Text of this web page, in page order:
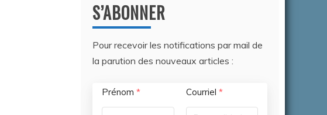
S’ABONNER
Pour recevoir les notifications par mail de
la parution des nouveaux articles :
Prénom * Courriel *